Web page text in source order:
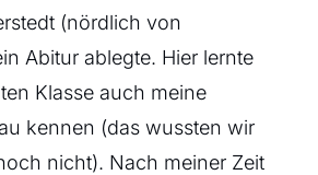
(nördlich von
Abitur ablegte. Hier lernte
Klasse auch meine
kennen (das wussten wir
nicht). Nach meiner Zeit